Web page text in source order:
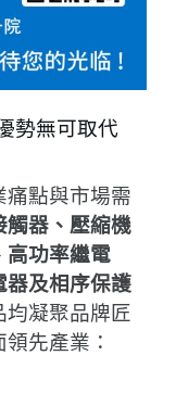
勢無可取代
痛點與市場需
觸器、壓縮機
高功率繼電
器及相序保護
凝聚品牌匠
先產業：